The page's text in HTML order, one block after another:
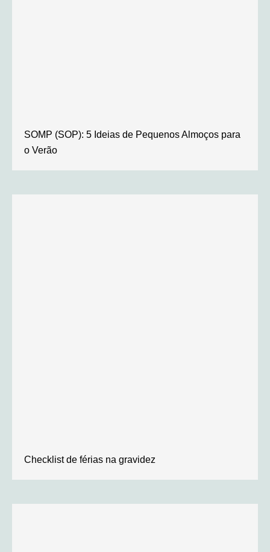
SOMP (SOP): 5 Ideias de Pequenos Almoços para
o Verão
Checklist de férias na gravidez